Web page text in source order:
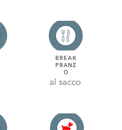
BREAK
PRANZ
O
al sacco